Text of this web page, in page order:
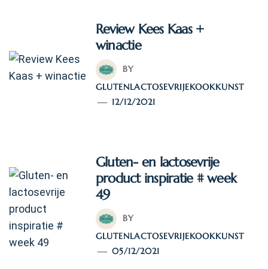
Review Kees Kaas +
winactie
BY
GLUTENLACTOSEVRIJEKOOKKUNST
12/12/2021
Gluten- en lactosevrije
product inspiratie # week
49
BY
GLUTENLACTOSEVRIJEKOOKKUNST
05/12/2021